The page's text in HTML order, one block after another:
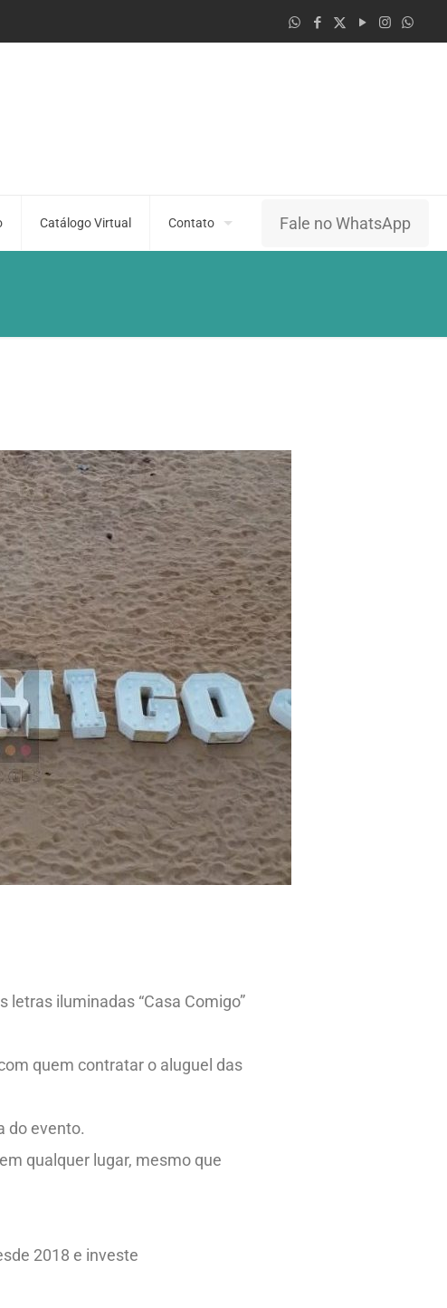
Catálogo Virtual Contato Fale no WhatsApp
iluminadas “Casa Comigo”
quem contratar o aluguel das
do evento.
qualquer lugar, mesmo que
2018 e investe